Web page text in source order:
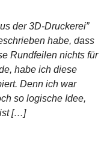
der 3D-Druckerei”
habe, dass
Rundfeilen nichts für
habe ich diese
Denn ich war
so logische Idee,
ist […]